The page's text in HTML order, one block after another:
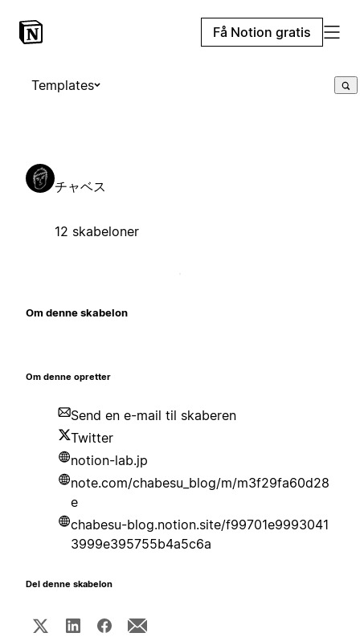
Få Notion gratis
Templates
チャベス
12 skabeloner
Om denne skabelon
Om denne opretter
Send en e-mail til skaberen
Twitter
notion-lab.jp
note.com/chabesu_blog/m/m3f29fa60d28
e
chabesu-blog.notion.site/f99701e9993041
3999e395755b4a5c6a
Del denne skabelon